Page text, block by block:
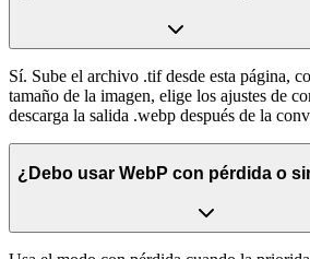
Sí. Sube el archivo .tif desde esta página,
tamaño de la imagen, elige los ajustes de
descarga la salida .webp después de la
¿Debo usar WebP con pérdida o